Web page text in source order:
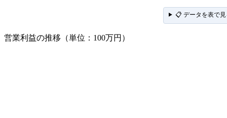
📋 データを表で見
営業利益の推移（単位：100万円）